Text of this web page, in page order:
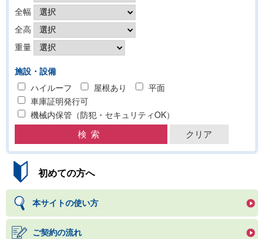
全幅
全高
重量
施設・設備
ハイルーフ
屋根あり
平面
車庫証明発行可
機械内保管（防犯・セキュリティOK）
初めての方へ
本サイトの使い方
ご契約の流れ